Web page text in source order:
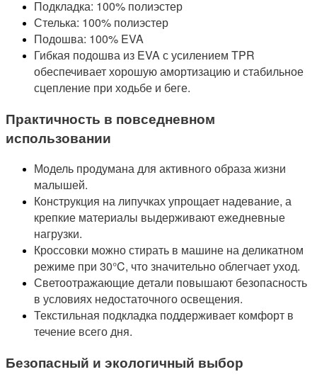
Подкладка: 100% полиэстер
Стелька: 100% полиэстер
Подошва: 100% EVA
Гибкая подошва из EVA с усилением TPR
обеспечивает хорошую амортизацию и стабильное
сцепление при ходьбе и беге.
Практичность в повседневном
использовании
Модель продумана для активного образа жизни
малышей.
Конструкция на липучках упрощает надевание, а
крепкие материалы выдерживают ежедневные
нагрузки.
Кроссовки можно стирать в машине на деликатном
режиме при 30°C, что значительно облегчает уход.
Светоотражающие детали повышают безопасность
в условиях недостаточного освещения.
Текстильная подкладка поддерживает комфорт в
течение всего дня.
Безопасный и экологичный выбор